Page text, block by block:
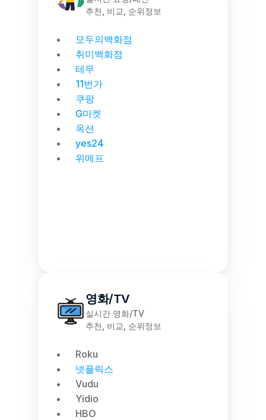
추천, 비교, 순위정보
모두의백화점
취미백화점
테무
11번가
쿠팡
G마켓
옥션
yes24
위메프
영화/TV
실시간 영화/TV
추천, 비교, 순위정보
Roku
넷플릭스
Vudu
Yidio
HBO